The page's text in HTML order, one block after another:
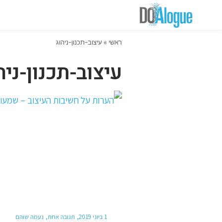
ראשי » עיצוב-תכנון-ניהוג
עיצוב-תכנון-
1 ביוני 2019 תגובה אחת נעמה שוהם